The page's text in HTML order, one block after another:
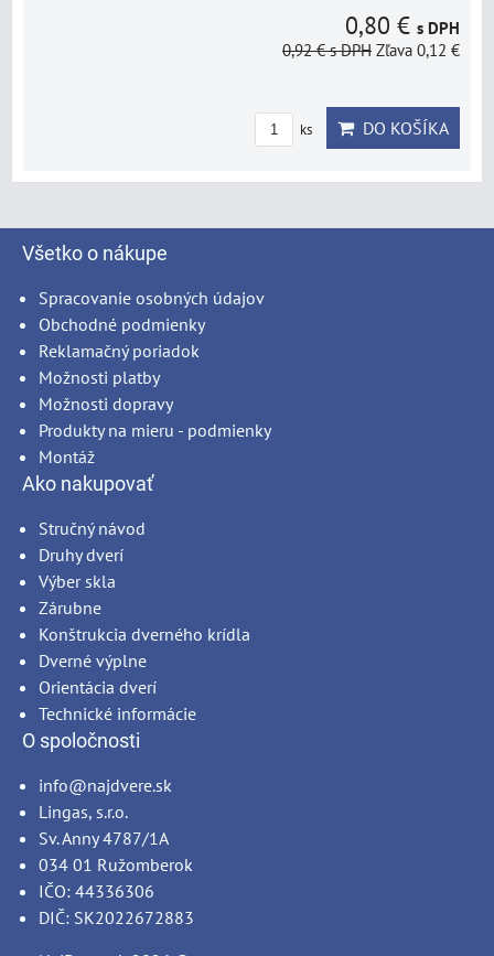
0,80 € s DPH
0,92 €s DPH Zľava 0,12 €
ks DO KOŠÍKA
Všetko o nákupe
Spracovanie osobných údajov
Obchodné podmienky
Reklamačný poriadok
Možnosti platby
Možnosti dopravy
Produkty na mieru - podmienky
Montáž
Ako nakupovať
Stručný návod
Druhy dverí
Výber skla
Zárubne
Konštrukcia dverného krídla
Dverné výplne
Orientácia dverí
Technické informácie
O spoločnosti
info@najdvere.sk
Lingas, s.r.o.
Sv. Anny 4787/1A
034 01 Ružomberok
IČO: 44336306
DIČ: SK2022672883